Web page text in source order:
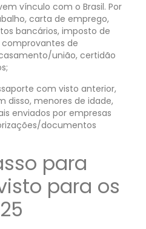
vínculo com o Brasil. Por
carta de emprego,
bancários, imposto de
de
união, certidão
com visto anterior,
disso, menores de idade,
enviados por empresas
documentos
para
para os